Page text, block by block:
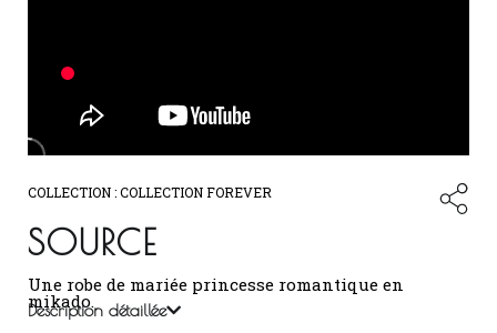
COLLECTION :COLLECTION FOREVER
SOURCE
Une robe de mariée princesse romantique en
mikado.
Description détaillée